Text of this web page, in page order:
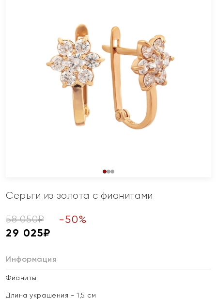
Серьги из золота с фианитами
58 050₽ -50%
29 025₽
Информация
Фианиты
Длина украшения - 1,5 см